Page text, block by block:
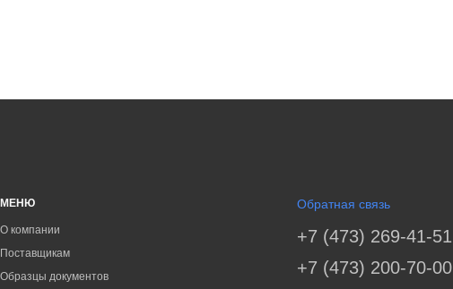
МЕНЮ
О компании
Поставщикам
Образцы документов
Обратная связь
+7 (473) 269-41-51
+7 (473) 200-70-00